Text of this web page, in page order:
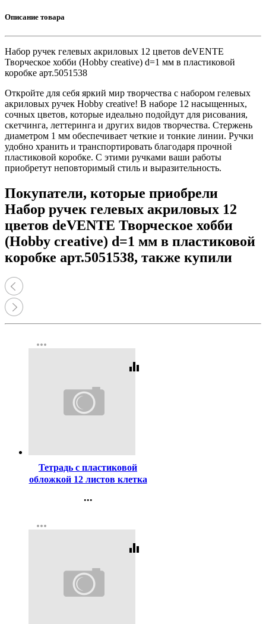
Описание товара
Набор ручек гелевых акриловых 12 цветов deVENTE
Творческое хобби (Hobby creative) d=1 мм в пластиковой
коробке арт.5051538
Откройте для себя яркий мир творчества с набором гелевых
акриловых ручек Hobby creative! В наборе 12 насыщенных,
сочных цветов, которые идеально подойдут для рисования,
скетчинга, леттеринга и других видов творчества. Стержень
диаметром 1 мм обеспечивает четкие и тонкие линии. Ручки
удобно хранить и транспортировать благодаря прочной
пластиковой коробке. С этими ручками ваши работы
приобретут неповторимый стиль и выразительность.
Покупатели, которые приобрели
Набор ручек гелевых акриловых 12
цветов deVENTE Творческое хобби
(Hobby creative) d=1 мм в пластиковой
коробке арт.5051538, также купили
more_horiz
equalizer
Тетрадь с пластиковой
обложкой 12 листов клетка
CoverPrо ассорти арт.56338
...
Регистрация
more_horiz
equalizer